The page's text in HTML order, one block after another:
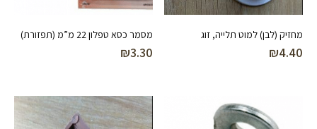
מחזיק (לבן) למוט תלייה, זוג
₪4.40
מסמר כסא טפלון 22 מ”מ (תפזורת)
₪3.30